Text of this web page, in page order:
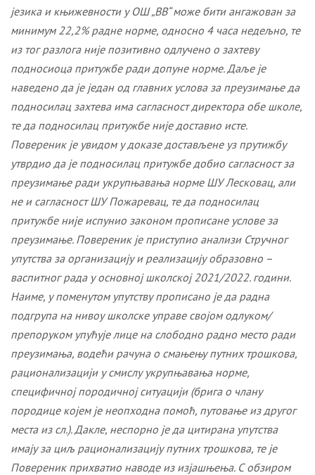
језика и књижевности у ОШ „ВВ“може бити ангажован за
минимум 22,2% радне норме, односно 4 часа недељно, те
из тог разлога није позитивно одлучено о захтеву
подносиоца притужбе ради допуне норме. Даље је
наведено да је један од главних услова за преузимање да
подносилац захтеваима сагласност директора обе школе,
теда подносилац притужбе није доставио исте.
Повереник је увидом у доказе достављене уз прутижбу
утврдио да је подносилац притужбе добио сагласност за
преузимање ради укрупњавања норме ШУ Лесковац, али
не и сагласност ШУ Пожаревац, те да подносилац
притужбе није испунио законом прописане услове за
преузимање. Повереник је приступио анализи Стручног
упутстваза организацију и реализацију образовно –
васпитног рада у основној школској 2021/2022. години.
Наиме, у поменутом упутству прописано је да радна
подгрупа на нивоу школске управе својом одлуком/
препоруком упућује лице на слободно радно место ради
преузимања, водећи рачуна о смањењу путних трошкова,
рационализацији у смислу укрупњавања норме,
специфичној породичној ситуацији (брига о члану
породице којем је неопходна помоћ, путовање из другог
места из сл.).Дакле, неспорно је да цитирана упутства
имају за циљ рационализацију путних трошкова, те је
Повереник прихватио наводе из изјашњења. С обзиром